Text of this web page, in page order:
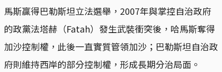
馬斯贏得巴勒斯坦立法選舉，2007年與掌控自治政府
的政黨法塔赫（Fatah）發生武裝衝突後，哈馬斯奪得
加沙控制權，此後一直實質管領加沙；巴勒斯坦自治政
府則維持西岸的部分控制權，形成長期分治局面。